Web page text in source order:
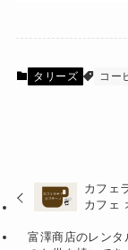
タリーズ コー
カフェ
カフェ
富澤商店のレンタ